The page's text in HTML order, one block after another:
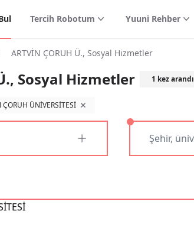
Tercih Robotum Yuuni Rehber
ARTVİN ÇORUH Ü., Sosyal Hizmetler
Sosyal Hizmetler 1 kez arandı
ÇORUH ÜNİVERSİTESİ filtreyi kaldır